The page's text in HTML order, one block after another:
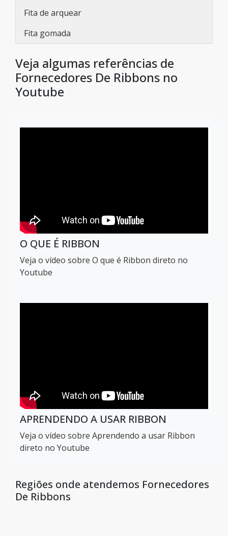
Fita de arquear
Fita gomada
Veja algumas referências de
Fornecedores De Ribbons no
Youtube
O QUE É RIBBON
Veja o vídeo sobre O que é Ribbon direto no
Youtube
APRENDENDO A USAR RIBBON
Veja o vídeo sobre Aprendendo a usar Ribbon
direto no Youtube
Regiões onde atendemos Fornecedores
De Ribbons